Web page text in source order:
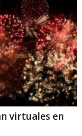
virtuales en